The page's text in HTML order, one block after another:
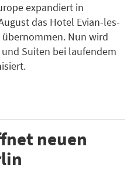
expandiert in
das Hotel Evian-les-
übernommen. Nun wird
Suiten bei laufendem
neuen